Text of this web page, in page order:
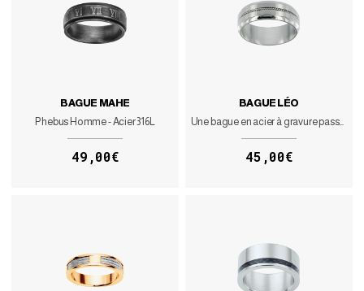
BAGUE MAHE
Phebus Homme - Acier 316L
49,00€
BAGUE LÉO
Une bague en acier à gravure passe-partout
45,00€